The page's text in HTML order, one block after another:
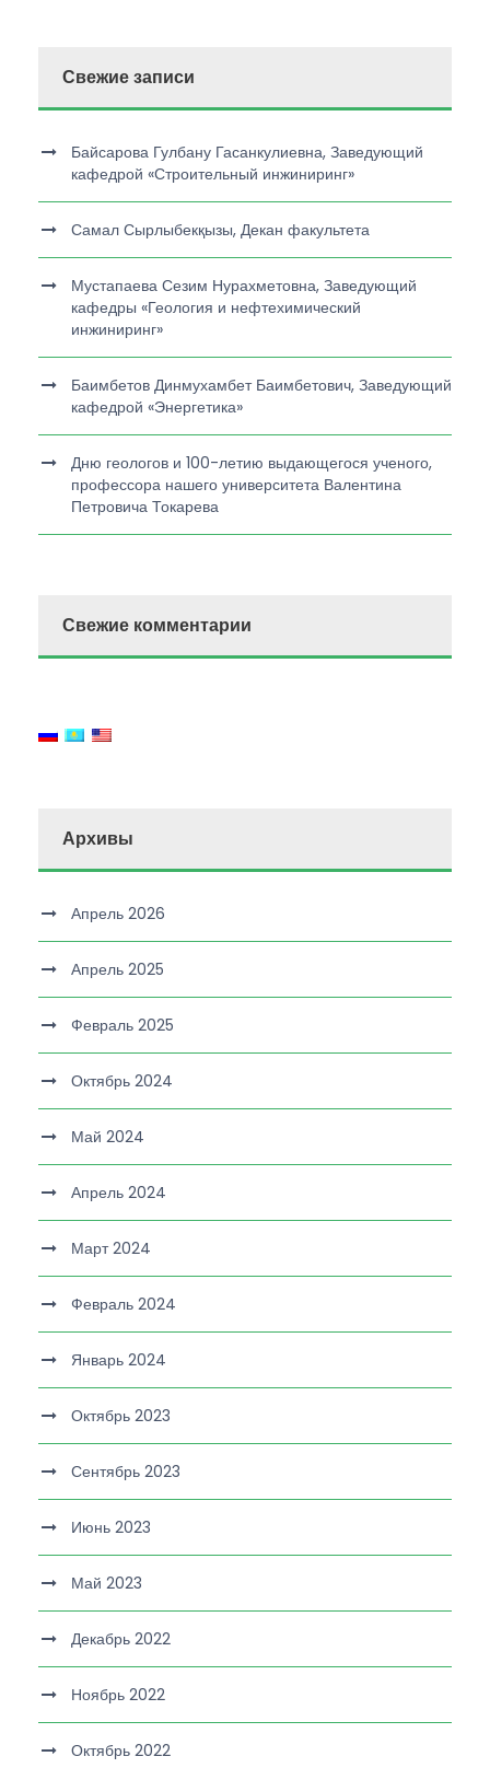
Свежие записи
Байсарова Гулбану Гасанкулиевна, Заведующий
кафедрой «Строительный инжиниринг»
Самал Сырлыбекқызы, Декан факультета
Мустапаева Сезим Нурахметовна, Заведующий
кафедры «Геология и нефтехимический
инжиниринг»
Баимбетов Динмухамбет Баимбетович, Заведующий
кафедрой «Энергетика»
Дню геологов и 100-летию выдающегося ученого,
профессора нашего университета Валентина
Петровича Токарева
Свежие комментарии
Архивы
Апрель 2026
Апрель 2025
Февраль 2025
Октябрь 2024
Май 2024
Апрель 2024
Март 2024
Февраль 2024
Январь 2024
Октябрь 2023
Сентябрь 2023
Июнь 2023
Май 2023
Декабрь 2022
Ноябрь 2022
Октябрь 2022